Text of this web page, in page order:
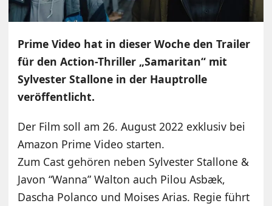
Prime Video hat in dieser Woche den Trailer
für den Action-Thriller „Samaritan“ mit
Sylvester Stallone in der Hauptrolle
veröffentlicht.
Der Film soll am 26. August 2022 exklusiv bei
Amazon Prime Video starten.
Zum Cast gehören neben Sylvester Stallone &
Javon “Wanna” Walton auch Pilou Asbæk,
Dascha Polanco und Moises Arias. Regie führt